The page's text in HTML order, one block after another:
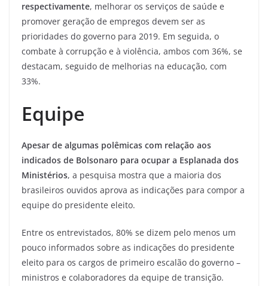
respectivamente, melhorar os serviços de saúde e
promover geração de empregos devem ser as
prioridades do governo para 2019. Em seguida, o
combate à corrupção e à violência, ambos com 36%, se
destacam, seguido de melhorias na educação, com
33%.
Equipe
Apesar de algumas polêmicas com relação aos
indicados de Bolsonaro para ocupar a Esplanada dos
Ministérios, a pesquisa mostra que a maioria dos
brasileiros ouvidos aprova as indicações para compor a
equipe do presidente eleito.
Entre os entrevistados, 80% se dizem pelo menos um
pouco informados sobre as indicações do presidente
eleito para os cargos de primeiro escalão do governo –
ministros e colaboradores da equipe de transição.